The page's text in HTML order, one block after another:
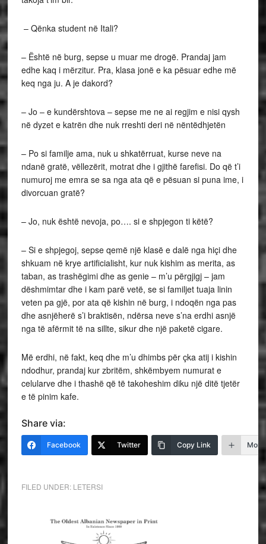
– Qënka student në Itali?
– Është në burg, sepse u muar me drogë. Prandaj jam
edhe kaq i mërzitur. Pra, klasa jonë e ka pësuar edhe më
keq nga ju. A je dakord?
– Jo – e kundërshtova – sepse me ne ai regjim e nisi qysh
në dyzet e katrën dhe nuk rreshti deri në nëntëdhjetën
– Po si familje ama, nuk u shkatërruat, kurse neve na
ndanë gratë, vëllezërit, motrat dhe i gjithë farefisi. Do që t’i
numuroj me emra se sa nga ata që e pësuan si puna ime, i
divorcuan gratë?
– Jo, nuk është nevoja, po…. si e shpjegon ti këtë?
– Si e shpjegoj, sepse qemë një klasë e dalë nga hiçi dhe
shkuam në krye artificialisht, kur nuk kishim as merita, as
taban, as trashëgimi dhe as genie – m’u përgjigj – jam
dëshmimtar dhe i kam parë vetë, se si familjet tuaja linin
veten pa gjë, por ata që kishin në burg, i ndoqën nga pas
dhe asnjëherë s’i braktisën, ndërsa neve s’na erdhi asnjë
nga të afërmit të na sillte, sikur dhe një paketë cigare.
Më erdhi, në fakt, keq dhe m’u dhimbs për çka atij i kishin
ndodhur, prandaj kur zbritëm, shkëmbyem numurat e
celularve dhe i thashë që të takoheshim diku një ditë tjetër
e të pinim kafe.
Share via:
Facebook Twitter Copy Link More
FILED UNDER: LETERSI